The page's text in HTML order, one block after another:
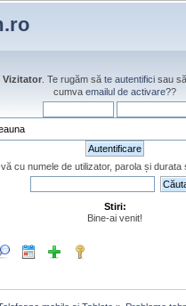
Vizitator . Te rugăm să te autentifici sau să
cumva emailul de activare??
cu numele de utilizator, parola și durata
Stiri:
Bine-ai venit!